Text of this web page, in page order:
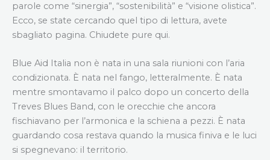
parole come “sinergia”, “sostenibilità” e “visione olistica”.
Ecco, se state cercando quel tipo di lettura, avete
sbagliato pagina. Chiudete pure qui.
Blue Aid Italia non è nata in una sala riunioni con l’aria
condizionata. È nata nel fango, letteralmente. È nata
mentre smontavamo il palco dopo un concerto della
Treves Blues Band, con le orecchie che ancora
fischiavano per l’armonica e la schiena a pezzi. È nata
guardando cosa restava quando la musica finiva e le luci
si spegnevano: il territorio.